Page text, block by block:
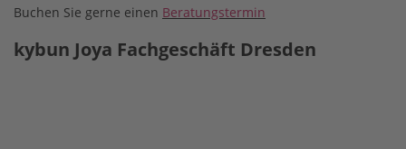
Buchen Sie gerne einen Beratungstermin
kybun Joya Fachgeschäft Dresden